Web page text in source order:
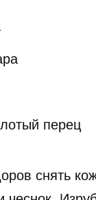
перец
снять